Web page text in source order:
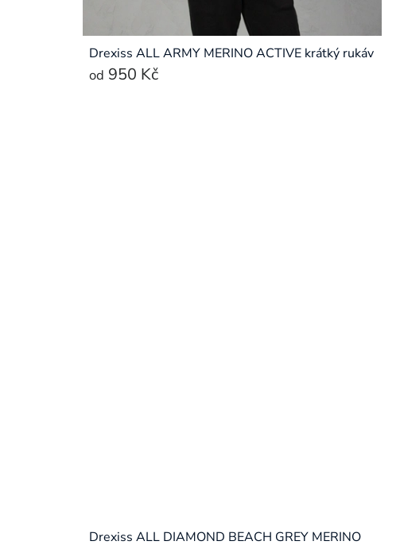
Drexiss ALL ARMY MERINO ACTIVE krátký rukáv
od 950 Kč
Drexiss ALL DIAMOND BEACH GREY MERINO